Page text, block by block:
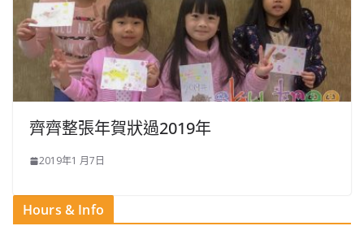
齊齊整張年賀狀過2019年
2019年1 月7日
Hours & Info